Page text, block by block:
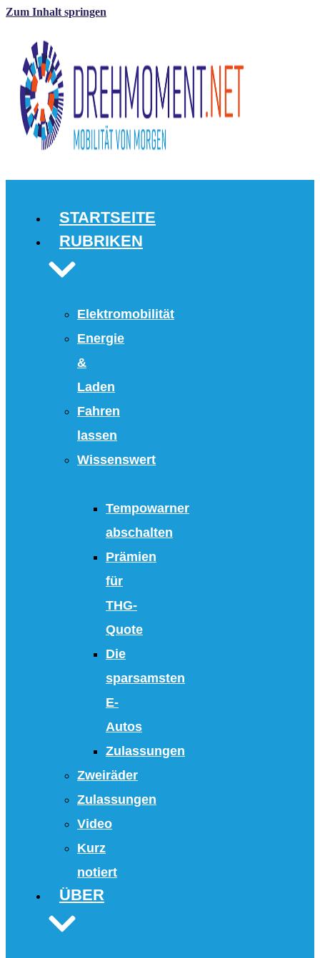
Zum Inhalt springen
STARTSEITE
RUBRIKEN
Elektromobilität
Energie
&
Laden
Fahren
lassen
Wissenswert
Tempowarner
abschalten
Prämien
für
THG-
Quote
Die
sparsamsten
E-
Autos
Zulassungen
Zweiräder
Zulassungen
Video
Kurz
notiert
ÜBER